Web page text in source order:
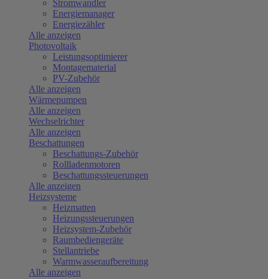
Stromwandler
Energiemanager
Energiezähler
Alle anzeigen
Photovoltaik
Leistungsoptimierer
Montagematerial
PV-Zubehör
Alle anzeigen
Wärmepumpen
Alle anzeigen
Wechselrichter
Alle anzeigen
Beschattungen
Beschattungs-Zubehör
Rollladenmotoren
Beschattungssteuerungen
Alle anzeigen
Heizsysteme
Heizmatten
Heizungssteuerungen
Heizsystem-Zubehör
Raumbediengeräte
Stellantriebe
Warmwasseraufbereitung
Alle anzeigen